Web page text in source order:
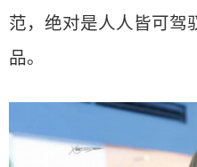
范，绝对是人人皆可驾
品。